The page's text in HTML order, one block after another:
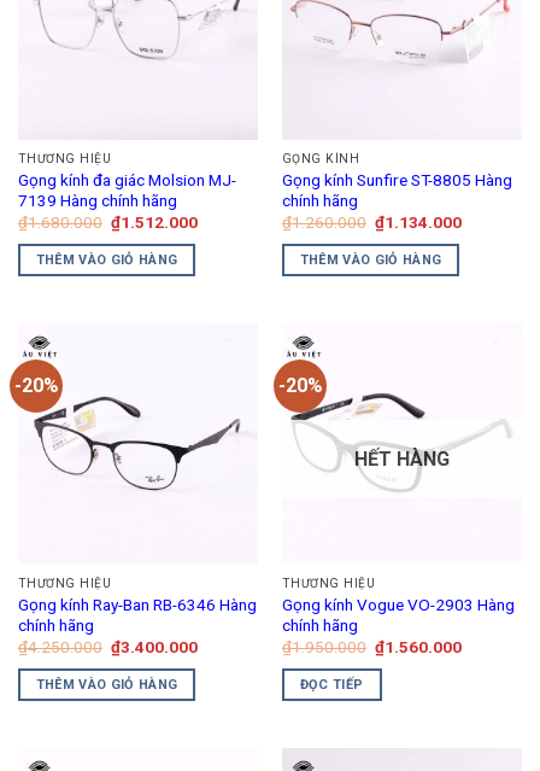
THƯƠNG HIỆU
Gọng kính đa giác Molsion MJ-
7139 Hàng chính hãng
₫1.680.000 Giá
gốc
là:
₫1.680.000.
₫1.512.000Giá
THÊM VÀO GIỎ HÀNG
GỌNG KÍNH
Gọng kính Sunfire ST-8805 Hàng
chính hãng
₫1.260.000 Giá
gốc
là:
₫1.260.000.
₫1.134.000Giá
THÊM VÀO GIỎ HÀNG
-20%
THƯƠNG HIỆU
Gọng kính Ray-Ban RB-6346 Hàng
chính hãng
₫4.250.000 Giá
gốc
là:
₫4.250.000.
₫3.400.000Giá
THÊM VÀO GIỎ HÀNG
-20%
HẾT HÀNG
THƯƠNG HIỆU
Gọng kính Vogue VO-2903 Hàng
chính hãng
₫1.950.000 Giá
gốc
là:
₫1.560.000Giá
ĐỌC TIẾP